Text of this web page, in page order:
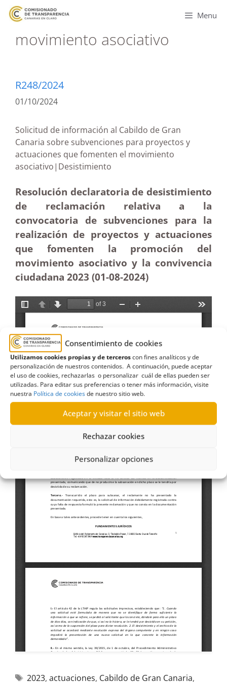
Consentimiento de cookies
Utilizamos cookies propias y de terceroscon fines analíticos y de
personalización de nuestros contenidos. A continuación, puede aceptar
el uso de cookies, rechazarlas o personalizar cuál de ellas pueden ser
utilizadas. Para editar sus preferencias o tener más información, visite
nuestra Política de cookiesde nuestro sitio web.
Aceptar y visitar el sitio web
Rechazar cookies
Personalizar opciones
Menu
movimiento asociativo
R248/2024
01/10/2024
Solicitud de información al Cabildo de Gran
Canaria sobre subvenciones para proyectos y
actuaciones que fomenten el movimiento
asociativo|Desistimiento
Resolución declaratoria de desistimiento
de reclamación relativa a la
convocatoria de subvenciones para la
realización de proyectos y actuaciones
que fomenten la promoción del
movimiento asociativo y la convivencia
ciudadana 2023 (01-08-2024)
2023, actuaciones, Cabildo de Gran Canaria,